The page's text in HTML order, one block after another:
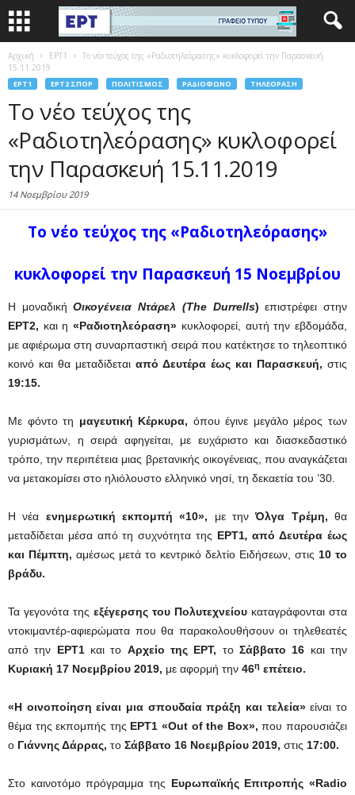
Αρχική EΡΤ1
Το νέο τεύχος της «Ραδιοτηλεόρασης» κυκλοφορεί την Παρασκευή
15.11.2019
EΡΤ1 EΡΤ2 ΣΠΟΡ ΠΟΛΙΤΙΣΜΌΣ ΡΑΔΙΌΦΩΝΟ ΤΗΛΕΌΡΑΣΗ
Το νέο τεύχος της
«Ραδιοτηλεόρασης» κυκλοφορεί
την Παρασκευή 15.11.2019
14 Νοεμβρίου 2019
Το νέο τεύχος της «Ραδιοτηλεόρασης»
κυκλοφορεί την Παρασκευή 15 Νοεμβρίου
Η μοναδικήΟικογένεια Ντάρελ (The Durrells) επιστρέφει στην
ΕΡΤ2, και η«Ραδιοτηλεόραση» κυκλοφορεί, αυτή την εβδομάδα,
με αφιέρωμα στη συναρπαστική σειρά που κατέκτησε το τηλεοπτικό
κοινό και θα μεταδίδεται από Δευτέρα έως και Παρασκευή, στις
19:15.
Με φόντο τη μαγευτική Κέρκυρα, όπου έγινε μεγάλο μέρος των
γυρισμάτων, η σειρά αφηγείται, με ευχάριστο και διασκεδαστικό
τρόπο, την περιπέτεια μιας βρετανικής οικογένειας, που αναγκάζεται
να μετακομίσει στο ηλιόλουστο ελληνικό νησί, τη δεκαετία του ’30.
H νέα ενημερωτική εκπομπή «10», με τηνΌλγα Τρέμη, θα
μεταδίδεται μέσα από τη συχνότητα της ΕΡΤ1,από Δευτέρα έως
και Πέμπτη, αμέσως μετά το κεντρικό δελτίο Ειδήσεων, στις 10 το
βράδυ.
Τα γεγονότα της εξέγερσης του Πολυτεχνείου καταγράφονται στα
ντοκιμαντέρ-αφιερώματα που θα παρακολουθήσουν οι τηλεθεατές
από την ΕΡΤ1και το Αρχείο της ΕΡΤ, τοΣάββατο 16 και την
Κυριακή 17 Νοεμβρίου 2019, με αφορμή την 46η επέτειο.
«Η οινοποίηση είναι μια σπουδαία πράξη και τελεία»είναι το
θέμα της εκπομπής της ΕΡΤ1 «Out of the Box», που παρουσιάζει
ο Γιάννης Δάρρας, το Σάββατο 16 Νοεμβρίου 2019, στις 17:00.
Στο καινοτόμο πρόγραμμα της Ευρωπαϊκής Επιτροπής«Radio